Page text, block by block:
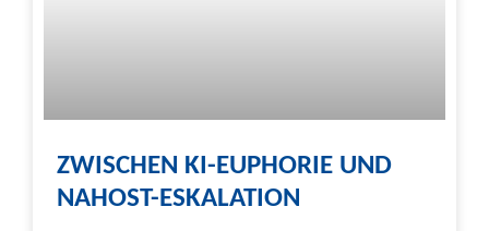
ZWISCHEN KI-EUPHORIE UND
NAHOST-ESKALATION